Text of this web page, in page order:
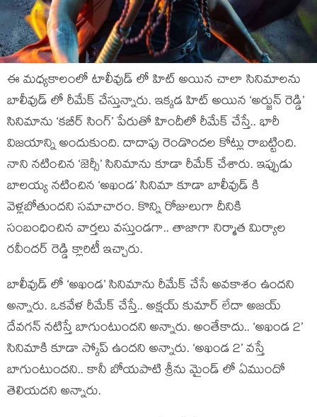
ఈ మధ్యకాలంలో టాలీవుడ్ లో హిట్ అయిన చాలా సినిమాలను
బాలీవుడ్ లో రీమేక్ చేస్తున్నారు. ఇక్కడ హిట్ అయిన ‘అర్జున్ రెడ్డి’
సినిమాను ‘కబీర్ సింగ్’ పేరుతో హిందీలో రీమేక్ చేస్తే.. భారీ
విజయాన్ని అందుకుంది. దాదాపు రెండొందల కోట్లు రాబట్టింది.
నాని నటించిన ‘జెర్సీ’ సినిమాను కూడా రీమేక్ చేశారు. ఇప్పుడు
బాలయ్య నటించిన ‘అఖండ’ సినిమా కూడా బాలీవుడ్ కి
వెళ్లబోతుందని సమాచారం. కొన్ని రోజులుగా దీనికి
సంబంధించిన వార్తలు వస్తుండగా.. తాజాగా నిర్మాత మిర్యాల
రవీందర్ రెడ్డి క్లారిటీ ఇచ్చారు.
బాలీవుడ్ లో ‘అఖండ’ సినిమాను రీమేక్ చేసే అవకాశం ఉందని
అన్నారు. ఒకవేళ రీమేక్ చేస్తే.. అక్షయ్ కుమార్ లేదా అజయ్
దేవగన్ నటిస్తే బాగుంటుందని అన్నారు. అంతేకాదు.. ‘అఖండ 2’
సినిమాకి కూడా స్కోప్ ఉందని అన్నారు. ‘అఖండ 2’ వస్తే
బాగుంటుందని.. కానీ బోయపాటి శ్రీను మైండ్ లో ఏముందో
తెలియదని అన్నారు.